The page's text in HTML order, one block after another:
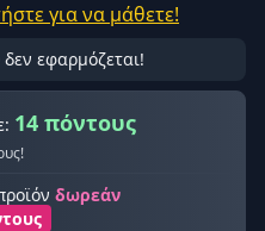
για να μάθετε!
εφαρμόζεται!
14 πόντους
δωρεάν